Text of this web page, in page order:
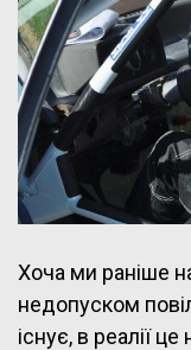
Хоча ми раніше
недопуском
існує, в реалії